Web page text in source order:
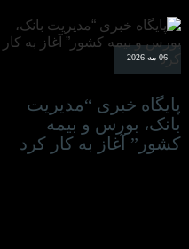
06 مه 2026
پایگاه خبری “مدیریت
بانک، بورس و بیمه
کشور” آغاز به کار کرد